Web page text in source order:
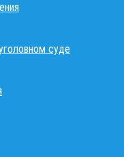
суде